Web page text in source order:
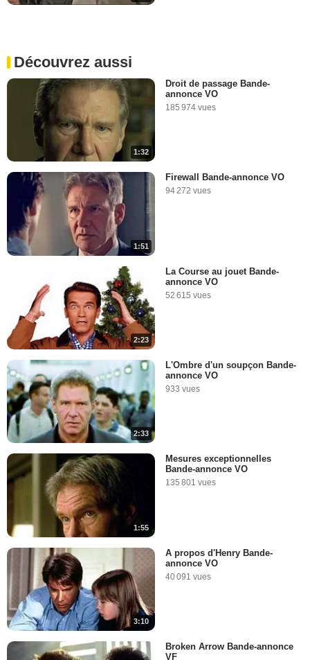
Découvrez aussi
1:32
Droit de passage Bande-
annonce VO
185 974 vues
1:51
Firewall Bande-annonce VO
94 272 vues
2:23
La Course au jouet Bande-
annonce VO
52 615 vues
2:33
L'Ombre d'un soupçon Bande-
annonce VO
933 vues
1:55
Mesures exceptionnelles
Bande-annonce VO
135 801 vues
3:10
A propos d'Henry Bande-
annonce VO
40 091 vues
Broken Arrow Bande-annonce
VF